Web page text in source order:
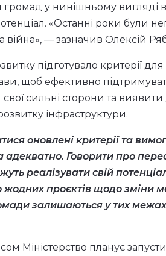
громад у нинішньому
«Останні роки були
— зазначив Олексій
підготувало критерії
щоб ефективно
сильні сторони та виявити
інфраструктури.
оновлені критерії та
адекватно. Говорити про
реалізувати свій
проєктів щодо зміни
залишаються у тих
Міністерство планує